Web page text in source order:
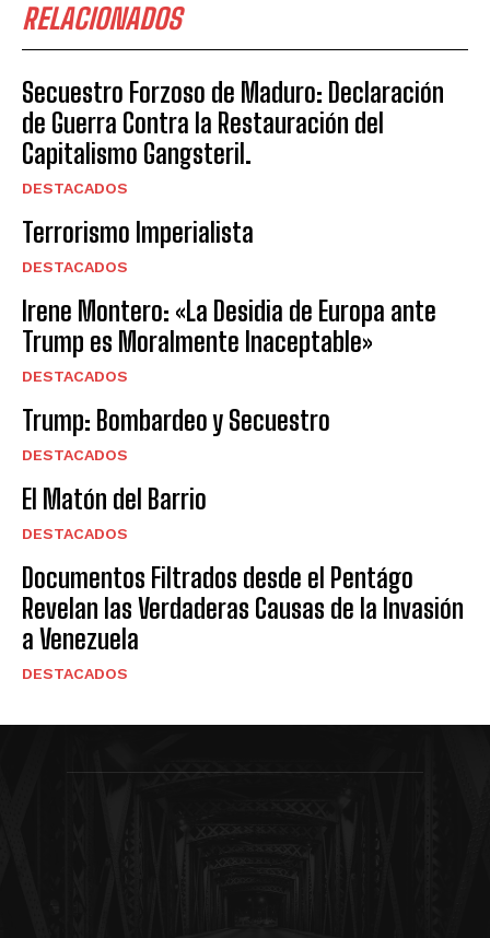
RELACIONADOS
Secuestro Forzoso de Maduro: Declaración
de Guerra Contra la Restauración del
Capitalismo Gangsteril.
DESTACADOS
Terrorismo Imperialista
DESTACADOS
Irene Montero: «La Desidia de Europa ante
Trump es Moralmente Inaceptable»
DESTACADOS
Trump: Bombardeo y Secuestro
DESTACADOS
El Matón del Barrio
DESTACADOS
Documentos Filtrados desde el Pentágo
Revelan las Verdaderas Causas de la Invasión
a Venezuela
DESTACADOS